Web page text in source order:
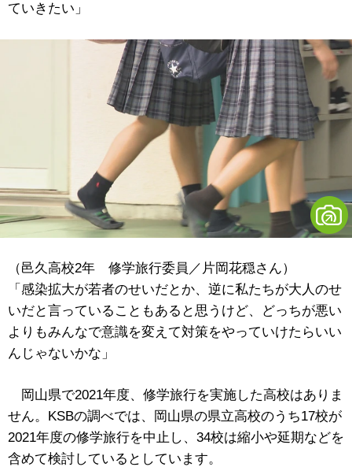
ていきたい」
（邑久高校2年 修学旅行委員／片岡花穏さん）
「感染拡大が若者のせいだとか、逆に私たちが大人のせ
いだと言っていることもあると思うけど、どっちが悪い
よりもみんなで意識を変えて対策をやっていけたらいい
んじゃないかな」
岡山県で2021年度、修学旅行を実施した高校はありま
せん。KSBの調べでは、岡山県の県立高校のうち17校が
2021年度の修学旅行を中止し、34校は縮小や延期などを
含めて検討しているとしています。